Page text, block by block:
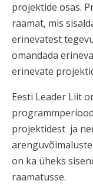
projektide osas.
raamat, mis
erinevatest
omandada
erinevate
Eesti Leader Liit
projektidest ja
on ka üheks
raamatusse.